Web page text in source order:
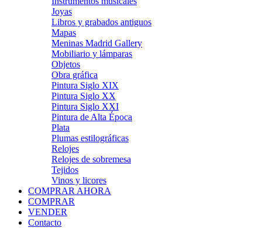
Joyas
Libros y grabados antiguos
Mapas
Meninas Madrid Gallery
Mobiliario y lámparas
Objetos
Obra gráfica
Pintura Siglo XIX
Pintura Siglo XX
Pintura Siglo XXI
Pintura de Alta Época
Plata
Plumas estilográficas
Relojes
Relojes de sobremesa
Tejidos
Vinos y licores
COMPRAR AHORA
COMPRAR
VENDER
Contacto